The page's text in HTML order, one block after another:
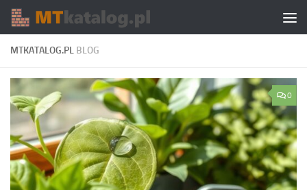
Skip to content
MTKATALOG.PL BLOG
0